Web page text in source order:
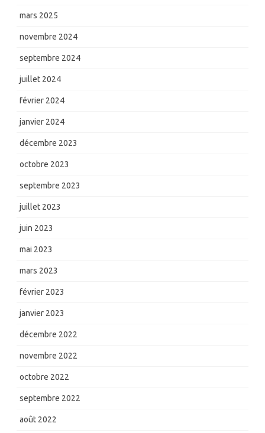
mars 2025
novembre 2024
septembre 2024
juillet 2024
février 2024
janvier 2024
décembre 2023
octobre 2023
septembre 2023
juillet 2023
juin 2023
mai 2023
mars 2023
février 2023
janvier 2023
décembre 2022
novembre 2022
octobre 2022
septembre 2022
août 2022